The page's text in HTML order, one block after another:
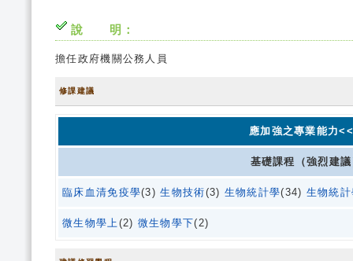
說 明：
擔任政府機關公務人員
修課建議
應加強之專業能力
基礎課程（強烈建
臨床血清免疫學(3)生物技術(3) 生物統計學(34) 生物統
微生物學上(2) 微生物學下(2)